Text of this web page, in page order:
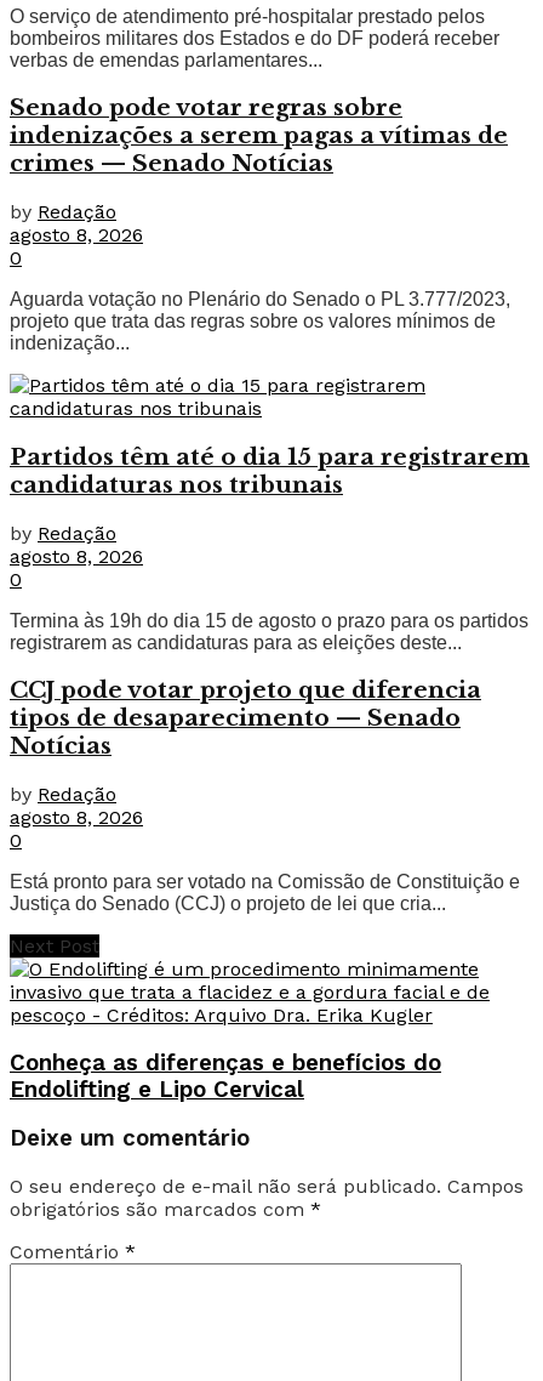
O serviço de atendimento pré-hospitalar prestado pelos
bombeiros militares dos Estados e do DF poderá receber
verbas de emendas parlamentares...
Senado pode votar regras sobre
indenizações a serem pagas a vítimas de
crimes — Senado Notícias
by Redação
agosto 8, 2026
0
Aguarda votação no Plenário do Senado o PL 3.777/2023,
projeto que trata das regras sobre os valores mínimos de
indenização...
Partidos têm até o dia 15 para registrarem
candidaturas nos tribunais
by Redação
agosto 8, 2026
0
Termina às 19h do dia 15 de agosto o prazo para os partidos
registrarem as candidaturas para as eleições deste...
CCJ pode votar projeto que diferencia
tipos de desaparecimento — Senado
Notícias
by Redação
agosto 8, 2026
0
Está pronto para ser votado na Comissão de Constituição e
Justiça do Senado (CCJ) o projeto de lei que cria...
Next Post
Conheça as diferenças e benefícios do
Endolifting e Lipo Cervical
Deixe um comentário
O seu endereço de e-mail não será publicado. Campos
obrigatórios são marcados com *
Comentário *